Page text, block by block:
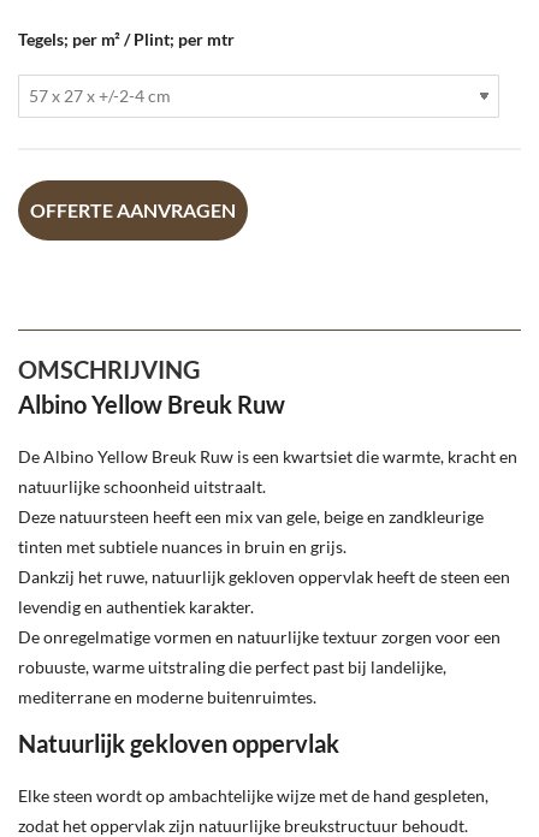
Tegels; per m² / Plint; per mtr
OFFERTE AANVRAGEN
OMSCHRIJVING
Albino Yellow Breuk Ruw
De Albino Yellow Breuk Ruw is een kwartsiet die warmte, kracht en
natuurlijke schoonheid uitstraalt.
Deze natuursteen heeft een mix van gele, beige en zandkleurige
tinten met subtiele nuances in bruin en grijs.
Dankzij het ruwe, natuurlijk gekloven oppervlak heeft de steen een
levendig en authentiek karakter.
De onregelmatige vormen en natuurlijke textuur zorgen voor een
robuuste, warme uitstraling die perfect past bij landelijke,
mediterrane en moderne buitenruimtes.
Natuurlijk gekloven oppervlak
Elke steen wordt op ambachtelijke wijze met de hand gespleten,
zodat het oppervlak zijn natuurlijke breukstructuur behoudt.